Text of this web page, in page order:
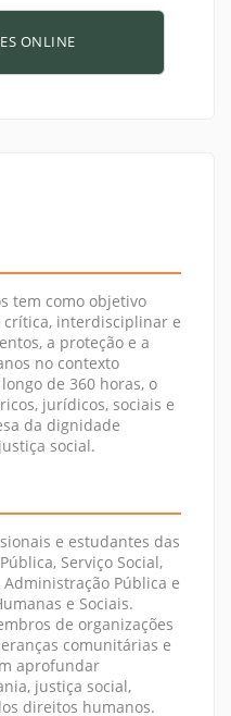
ONLINE
tem como objetivo
interdisciplinar e
a proteção e a
no contexto
de 360 horas, o
jurídicos, sociais e
da dignidade
social.
e estudantes das
Serviço Social,
Administração Pública e
e Sociais.
de organizações
comunitárias e
aprofundar
justiça social,
direitos humanos.